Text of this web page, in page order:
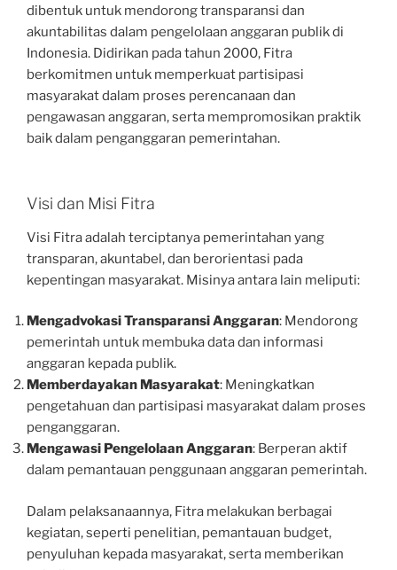
dibentuk untuk mendorong transparansi dan
akuntabilitas dalam pengelolaan anggaran publik di
Indonesia. Didirikan pada tahun 2000, Fitra
berkomitmen untuk memperkuat partisipasi
masyarakat dalam proses perencanaan dan
pengawasan anggaran, serta mempromosikan praktik
baik dalam penganggaran pemerintahan.
Visi dan Misi Fitra
Visi Fitra adalah terciptanya pemerintahan yang
transparan, akuntabel, dan berorientasi pada
kepentingan masyarakat. Misinya antara lain meliputi:
Mengadvokasi Transparansi Anggaran: Mendorong
pemerintah untuk membuka data dan informasi
anggaran kepada publik.
Memberdayakan Masyarakat: Meningkatkan
pengetahuan dan partisipasi masyarakat dalam proses
penganggaran.
Mengawasi Pengelolaan Anggaran: Berperan aktif
dalam pemantauan penggunaan anggaran pemerintah.
Dalam pelaksanaannya, Fitra melakukan berbagai
kegiatan, seperti penelitian, pemantauan budget,
penyuluhan kepada masyarakat, serta memberikan